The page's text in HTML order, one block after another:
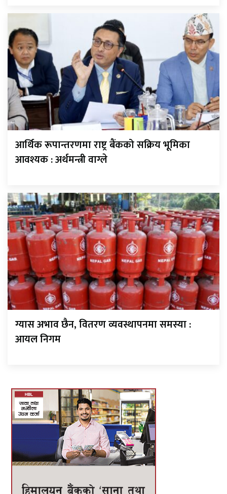
आर्थिक रूपान्तरणमा राष्ट्र बैंकको सक्रिय भूमिका
आवश्यक : अर्थमन्त्री वाग्ले
ग्यास अभाव छैन, वितरण व्यवस्थापनमा समस्या :
आयल निगम